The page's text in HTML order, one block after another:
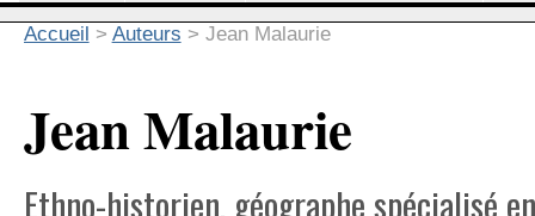
Accueil > Auteurs > Jean Malaurie
Jean Malaurie
Ethno-historien, géographe spécialisé